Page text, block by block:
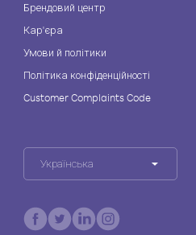
Брендовий центр
Кар'єра
Умови й політики
Політика конфіденційності
Customer Complaints Code
Українська